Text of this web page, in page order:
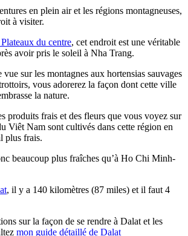
en plein air et les régions montagneuses,
à visiter.
du centre, cet endroit est une véritable
avoir pris le soleil à Nha Trang.
vue sur les montagnes aux hortensias sauvages
vous adorerez la façon dont cette ville
la nature.
produits frais et des fleurs que vous voyez sur
Viêt Nam sont cultivés dans cette région en
plus frais.
beaucoup plus fraîches qu’à Ho Chi Minh-
, il y a 140 kilomètres (87 miles) et il faut 4
sur la façon de se rendre à Dalat et les
mon guide détaillé de Dalat